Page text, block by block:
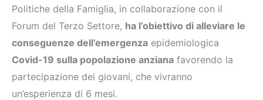
Politiche della Famiglia, in collaborazione con il
Forum del Terzo Settore, ha l’obiettivo di alleviare le
conseguenze dell’emergenza epidemiologica
Covid-19 sulla popolazione anziana favorendo la
partecipazione dei giovani, che vivranno
un’esperienza di 6 mesi.